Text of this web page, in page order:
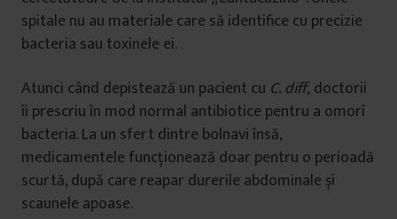
spitale nu au materiale care să identifice cu precizie
bacteria sau toxinele ei.
Atunci când depistează un pacient cu C. diff, doctorii
îi prescriu în mod normal antibiotice pentru a omorî
bacteria. La un sfert dintre bolnavi însă,
medicamentele funcționează doar pentru o perioadă
scurtă, după care reapar durerile abdominale și
scaunele apoase.